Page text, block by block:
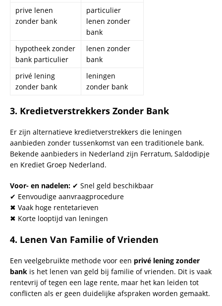
prive lenen
zonder bank
particulier
lenen zonder
bank
hypotheek zonder
bank particulier
lenen zonder
bank
privé lening
zonder bank
leningen
zonder bank
3. Kredietverstrekkers Zonder Bank
Er zijn alternatieve kredietverstrekkers die leningen
aanbieden zonder tussenkomst van een traditionele bank.
Bekende aanbieders in Nederland zijn Ferratum, Saldodipje
en Krediet Groep Nederland.
Voor- en nadelen: ✔ Snel geld beschikbaar
✔ Eenvoudige aanvraagprocedure
✖ Vaak hoge rentetarieven
✖ Korte looptijd van leningen
4. Lenen Van Familie of Vrienden
Een veelgebruikte methode voor een privé lening zonder
bank is het lenen van geld bij familie of vrienden. Dit is vaak
rentevrij of tegen een lage rente, maar het kan leiden tot
conflicten als er geen duidelijke afspraken worden gemaakt.